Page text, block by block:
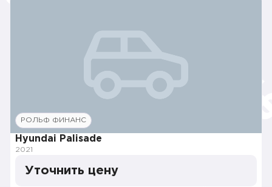
РОЛЬФ ФИНАНС
Hyundai Palisade
2021
Уточнить цену